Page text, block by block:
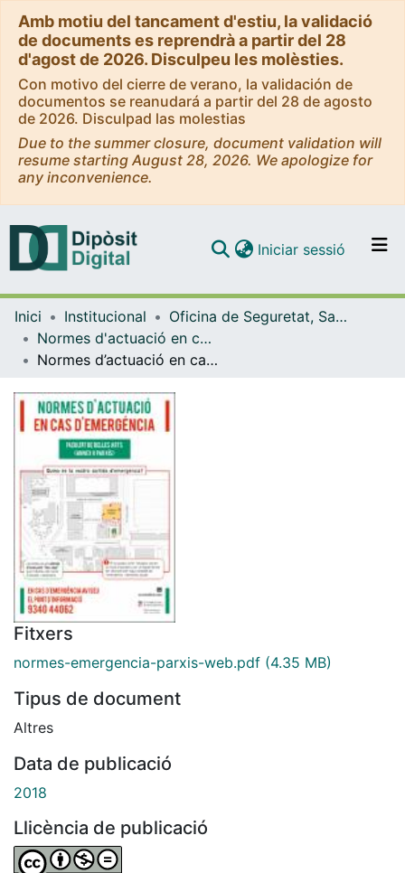
Amb motiu del tancament d'estiu, la validació
de documents es reprendrà a partir del 28
d'agost de 2026. Disculpeu les molèsties.
Con motivo del cierre de verano, la validación de
documentos se reanudará a partir del 28 de agosto
de 2026. Disculpad las molestias
Due to the summer closure, document validation will
resume starting August 28, 2026. We apologize for
any inconvenience.
Navega per tot el DD
Iniciar sessió (current)
Inici Institucional
Oficina de Seguretat, Salut i Medi Ambient (OSSMA)
Normes d'actuació en cas d'emergència (OSSMA)
Normes d’actuació en cas d’emergència - Facultat de Belles Arts (Annex II Parxís)
Fitxers
normes-emergencia-parxis-web.pdf (4.35 MB)
Tipus de document
Altres
Data de publicació
2018
Llicència de publicació